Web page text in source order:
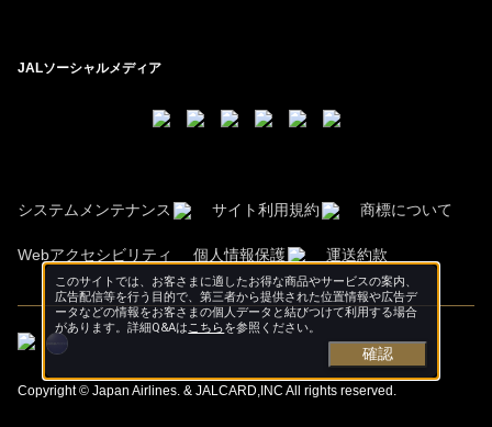
JALソーシャルメディア
システムメンテナンス サイト利用規約 商標について
Webアクセシビリティ 個人情報保護 運送約款
Copyright © Japan Airlines. & JALCARD,INC All rights reserved.
このサイトでは、お客さまに適したお得な商品やサービスの案内、
広告配信等を行う目的で、第三者から提供された位置情報や広告デ
ータなどの情報をお客さまの個人データと結びつけて利用する場合
があります。詳細Q&Aはこちらを参照ください。
確認